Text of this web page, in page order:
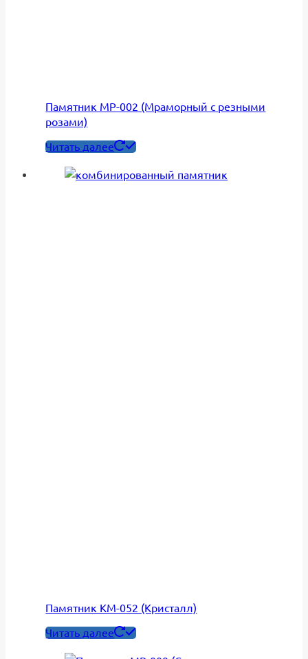
Памятник МР-002 (Мраморный с резными
розами)
Читать далее
Памятник КМ-052 (Кристалл)
Читать далее